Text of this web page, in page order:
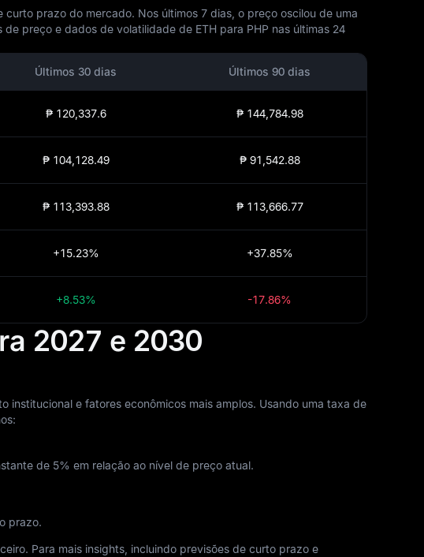
curto prazo do mercado. Nos últimos 7 dias, o preço oscilou de uma
preço e dados de volatilidade de ETH para PHP nas últimas 24
Últimos 30 dias Últimos 90 dias
₱ 120,337.6 ₱ 144,784.98
₱ 104,128.49 ₱ 91,542.88
₱ 113,393.88 ₱ 113,666.77
+15.23% +37.85%
+8.53% -17.86%
2027 e 2030
e fatores econômicos mais amplos. Usando uma taxa de
de 5% em relação ao nível de preço atual.
prazo.
Para mais insights, incluindo previsões de curto prazo e